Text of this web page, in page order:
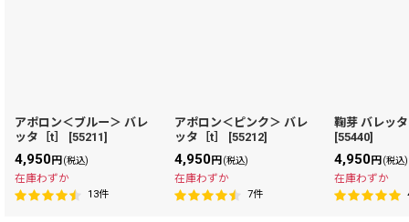
アポロン＜ブルー＞ バレ
ッタ［t］
[55211]
4,950円(税込)
在庫わずか
13件
アポロン＜ピンク＞ バレ
ッタ［t］
[55212]
4,950円(税込)
在庫わずか
7件
鞠芽 バレッ
[55440]
4,950円(税込)
在庫わずか